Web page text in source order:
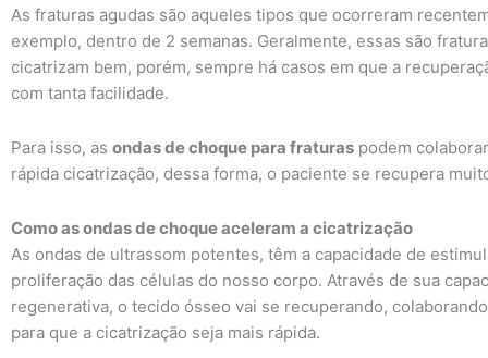
As fraturas agudas são aqueles tipos que ocorreram
exemplo, dentro de 2 semanas. Geralmente, essas são
cicatrizam bem, porém, sempre há casos em que a
com tanta facilidade.
Para isso, as ondas de choque para fraturas podem
rápida cicatrização, dessa forma, o paciente se recupera
Como as ondas de choque aceleram a cicatrização
As ondas de ultrassom potentes, têm a capacidade de
proliferação das células do nosso corpo. Através de sua
regenerativa, o tecido ósseo vai se recuperando,
para que a cicatrização seja mais rápida.